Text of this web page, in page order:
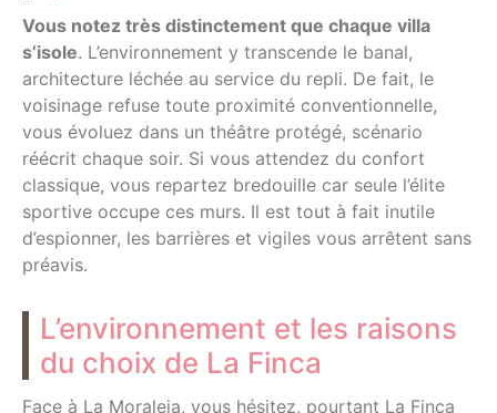
Vous notez très distinctement que chaque villa
s’isole. L’environnement y transcende le banal,
architecture léchée au service du repli. De fait, le
voisinage refuse toute proximité conventionnelle,
vous évoluez dans un théâtre protégé, scénario
réécrit chaque soir. Si vous attendez du confort
classique, vous repartez bredouille car seule l’élite
sportive occupe ces murs. Il est tout à fait inutile
d’espionner, les barrières et vigiles vous arrêtent sans
préavis.
L’environnement et les raisons
du choix de La Finca
Face à La Moraleja, vous hésitez, pourtant La Finca